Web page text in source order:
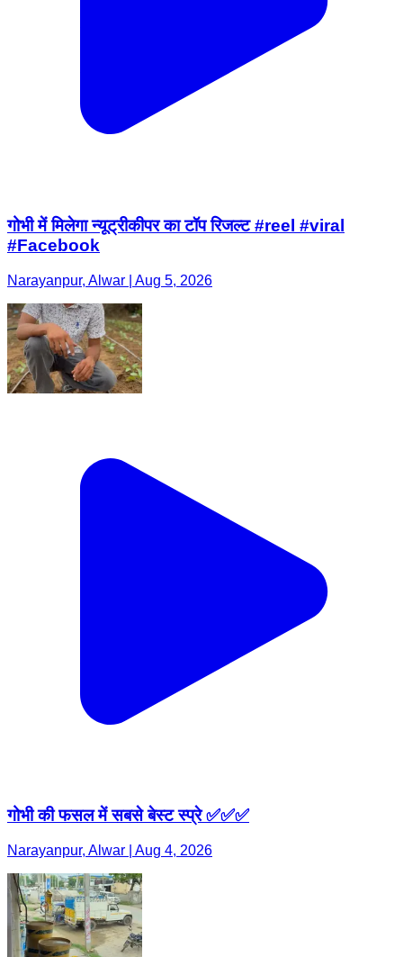
गोभी में मिलेगा न्यूट्रीकीपर का टॉप रिजल्ट #reel #viral
#Facebook
Narayanpur, Alwar | Aug 5, 2026
गोभी की फसल में सबसे बेस्ट स्प्रे ✅✅✅
Narayanpur, Alwar | Aug 4, 2026